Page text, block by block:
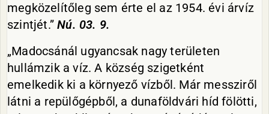
megközelítőleg sem érte el az 1954. évi árvíz
szintjét.”Nú. 03. 9.
„Madocsánál ugyancsak nagy területen
hullámzik a víz. A község szigetként
emelkedik ki a környező vízből. Már messziről
látni a repülőgépből, a dunaföldvári híd fölötti,